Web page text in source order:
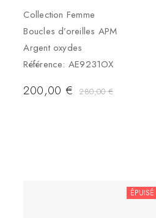
Collection Femme
Boucles d’oreilles APM
Argent oxydes
Référence: AE9231OX
280,00€
200,00€
ÉPUISÉ